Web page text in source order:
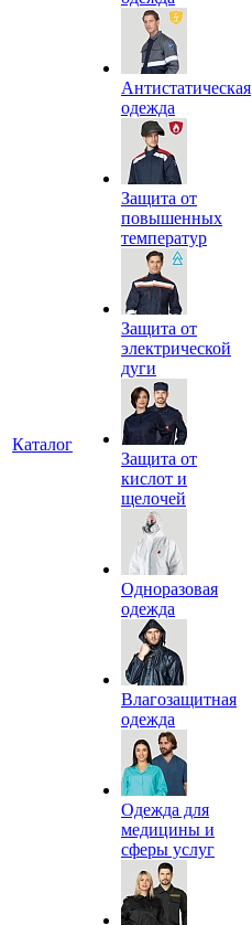
Каталог
Антистатическая
одежда
Защита от
повышенных
температур
Защита от
электрической
дуги
Защита от
кислот и
щелочей
Одноразовая
одежда
Влагозащитная
одежда
Одежда для
медицины и
сферы услуг